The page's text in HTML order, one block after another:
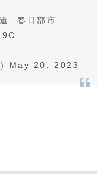
, 春日部市
May 20, 2023